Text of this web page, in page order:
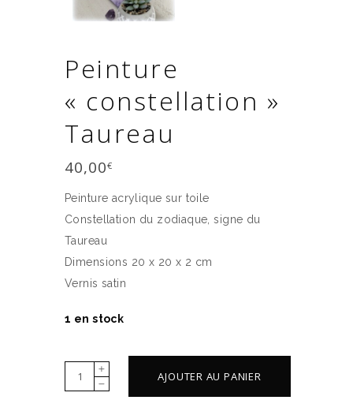
Peinture
« constellation »
Taureau
40,00€
Peinture acrylique sur toile
Constellation du zodiaque, signe du
Taureau
Dimensions 20 x 20 x 2 cm
Vernis satin
1 en stock
Peinture
"constellation"
AJOUTER AU PANIER